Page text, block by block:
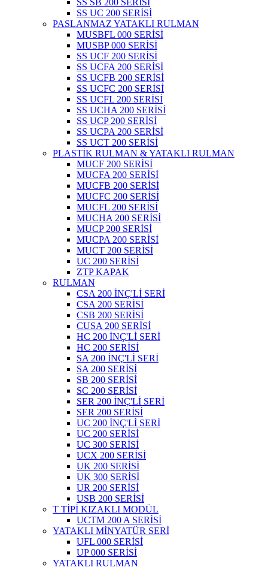
SS SB 200 SERİSİ
SS UC 200 SERİSİ
PASLANMAZ YATAKLI RULMAN
MUSBFL 000 SERİSİ
MUSBP 000 SERİSİ
SS UCF 200 SERİSİ
SS UCFA 200 SERİSİ
SS UCFB 200 SERİSİ
SS UCFC 200 SERİSİ
SS UCFL 200 SERİSİ
SS UCHA 200 SERİSİ
SS UCP 200 SERİSİ
SS UCPA 200 SERİSİ
SS UCT 200 SERİSİ
PLASTİK RULMAN & YATAKLI RULMAN
MUCF 200 SERİSİ
MUCFA 200 SERİSİ
MUCFB 200 SERİSİ
MUCFC 200 SERİSİ
MUCFL 200 SERİSİ
MUCHA 200 SERİSİ
MUCP 200 SERİSİ
MUCPA 200 SERİSİ
MUCT 200 SERİSİ
UC 200 SERİSİ
ZTP KAPAK
RULMAN
CSA 200 İNÇ'Lİ SERİ
CSA 200 SERİSİ
CSB 200 SERİSİ
CUSA 200 SERİSİ
HC 200 İNÇ'Lİ SERİ
HC 200 SERİSİ
SA 200 İNÇ'Lİ SERİ
SA 200 SERİSİ
SB 200 SERİSİ
SC 200 SERİSİ
SER 200 İNÇ'Lİ SERİ
SER 200 SERİSİ
UC 200 İNÇ'Lİ SERİ
UC 200 SERİSİ
UC 300 SERİSİ
UCX 200 SERİSİ
UK 200 SERİSİ
UK 300 SERİSİ
UR 200 SERİSİ
USB 200 SERİSİ
T TİPİ KIZAKLI MODÜL
UCTM 200 A SERİSİ
YATAKLI MİNYATÜR SERİ
UFL 000 SERİSİ
UP 000 SERİSİ
YATAKLI RULMAN